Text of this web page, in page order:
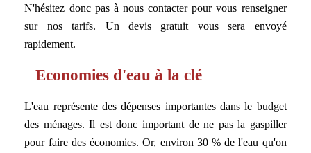
N'hésitez donc pas à nous contacter pour vous renseigner
sur nos tarifs. Un devis gratuit vous sera envoyé
rapidement.
Economies d'eau à la clé
L'eau représente des dépenses importantes dans le budget
des ménages. Il est donc important de ne pas la gaspiller
pour faire des économies. Or, environ 30 % de l'eau qu'on